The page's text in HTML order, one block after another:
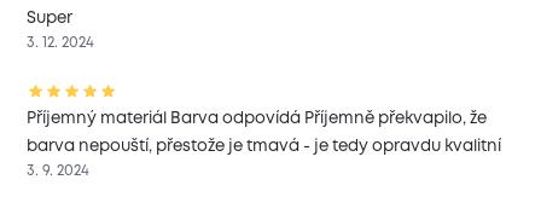
Super
3. 12. 2024
Příjemný materiál Barva odpovídá Příjemně překvapilo, že
barva nepouští, přestože je tmavá - je tedy opravdu kvalitní
3. 9. 2024